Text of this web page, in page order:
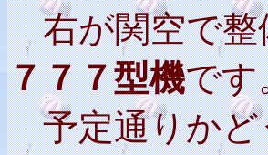
右が関空で整
７７７型機です
予定通りかど